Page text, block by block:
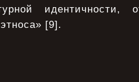
идентичности,
[9].